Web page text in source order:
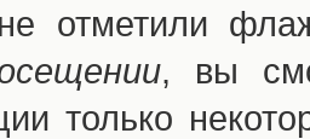
отметили
, вы
только